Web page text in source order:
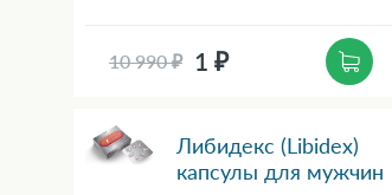
10 990 ₽ 1 ₽
Либидекс (Libidex)
капсулы для мужчин